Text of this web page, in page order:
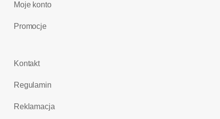
Moje konto
Promocje
Kontakt
Regulamin
Reklamacja